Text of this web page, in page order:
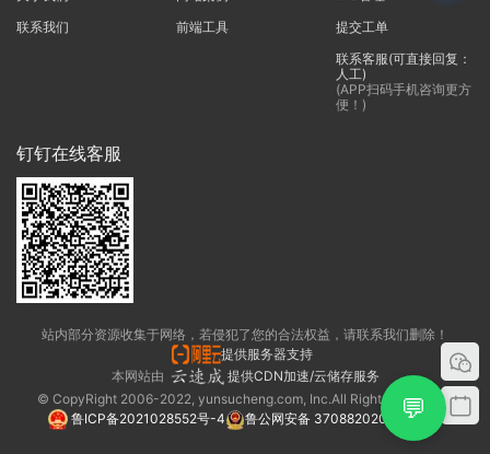
联系我们
前端工具
提交工单
联系客服(可直接回复：
人工)
(APP扫码手机咨询更方
便！)
钉钉在线客服
站内部分资源收集于网络，若侵犯了您的合法权益，请联系我们删除！
提供服务器支持
本网站由
提供CDN加速/云储存服务
© CopyRight 2006-2022, yunsucheng.com, Inc.All Rights Reserved.
鲁ICP备2021028552号-4
鲁公网安备 37088202000325号
💬